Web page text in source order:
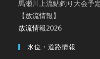
馬瀬川上流鮎釣り大会予
【放流情報】
放流情報2026
水位・道路情報